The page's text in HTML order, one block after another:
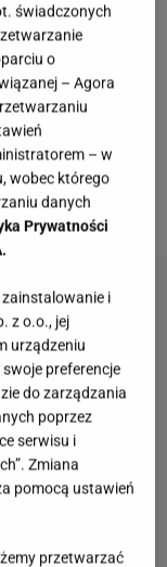
częściej
Wystarczy
się równie
do sukcesu
sama, na
świadczonych
o
– Agora
– w
wobec którego
danych
Prywatności
zainstalowanie i
z o.o., jej
urządzeniu
preferencje
do zarządzania
poprzez
serwisu i
Zmiana
pomocą ustawień
przetwarzać